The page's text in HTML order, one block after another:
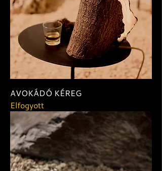
AVOKÁDÓ KÉREG
Elfogyott